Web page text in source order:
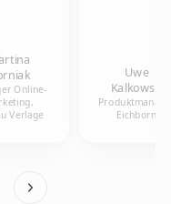
Online-
Verlage
Uwe
Kalkowski
Eichborn